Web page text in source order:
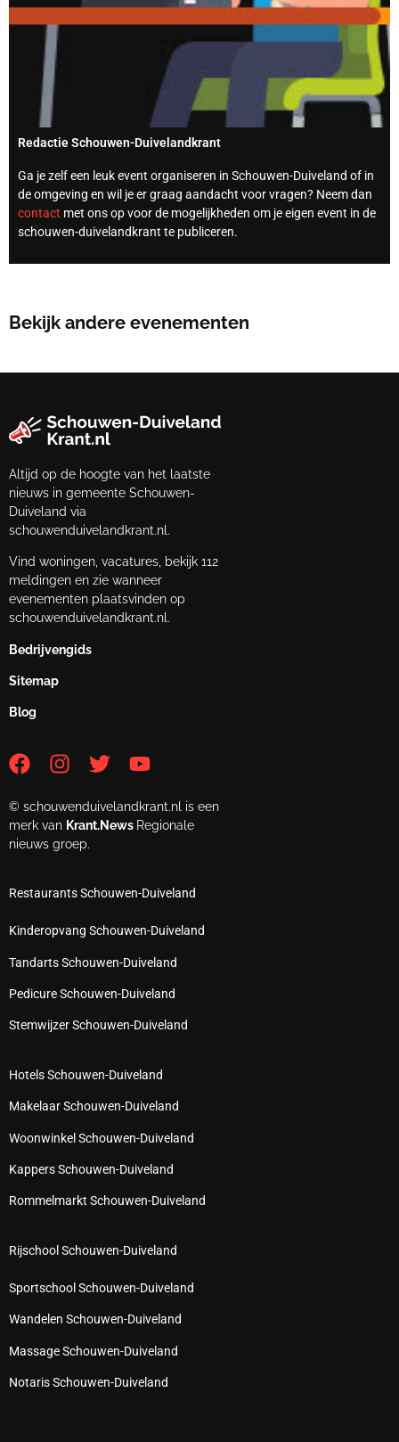
Redactie Schouwen-Duivelandkrant
Ga je zelf een leuk event organiseren in Schouwen-Duiveland of in
de omgeving en wil je er graag aandacht voor vragen? Neem dan
contact met ons op voor de mogelijkheden om je eigen event in de
schouwen-duivelandkrant te publiceren.
Bekijk andere evenementen
Altijd op de hoogte van het laatste
nieuws in gemeente Schouwen-
Duiveland via
schouwenduivelandkrant.nl.
Vind woningen, vacatures, bekijk 112
meldingen en zie wanneer
evenementen plaatsvinden op
schouwenduivelandkrant.nl.
Bedrijvengids
Sitemap
Blog
© schouwenduivelandkrant.nl is een
merk van Krant.News Regionale
nieuws groep.
Restaurants Schouwen-Duiveland
Kinderopvang Schouwen-Duiveland
Tandarts Schouwen-Duiveland
Pedicure Schouwen-Duiveland
Stemwijzer Schouwen-Duiveland
Hotels Schouwen-Duiveland
Makelaar Schouwen-Duiveland
Woonwinkel Schouwen-Duiveland
Kappers Schouwen-Duiveland
Rommelmarkt Schouwen-Duiveland
Rijschool Schouwen-Duiveland
Sportschool Schouwen-Duiveland
Wandelen Schouwen-Duiveland
Massage Schouwen-Duiveland
Notaris Schouwen-Duiveland